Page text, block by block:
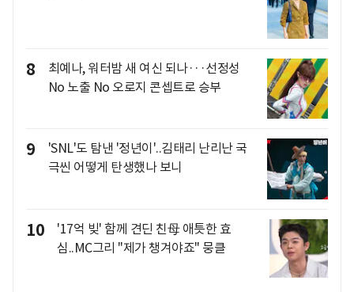
8
최예나, 워터밤 새 여신 되나···선정성
No 노출 No 오로지 콘셉트로 승부
9
'SNL'도 탐낸 '정년이'..김태리 난리난 국
극씬 어떻게 탄생했나 보니
10
'17억 빚' 함께 견딘 친母 애틋한 효
심..MC그리 "제가 챙겨야죠" 뭉클